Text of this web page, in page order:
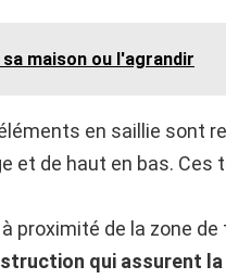
maison ou l'agrandir
en saillie sont
et de haut en bas.
proximité de la zone de
qui assurent